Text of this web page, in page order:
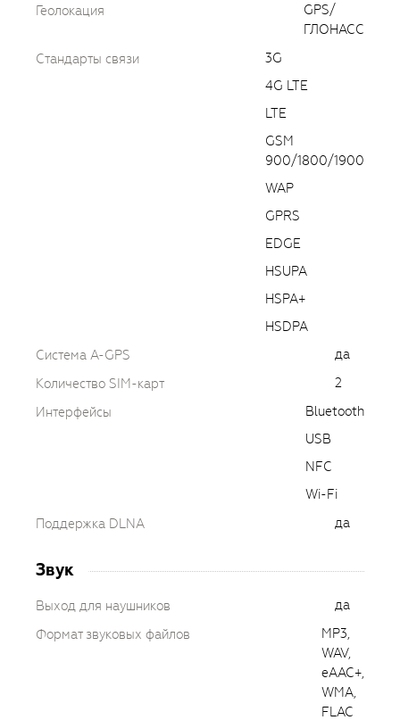
Геолокация
GPS/
ГЛОНАСС
Стандарты связи
3G
4G LTE
LTE
GSM
900/1800/1900
WAP
GPRS
EDGE
HSUPA
HSPA+
HSDPA
Cистема A-GPS
да
Количество SIM-карт
2
Интерфейсы
Bluetooth
USB
NFC
Wi-Fi
Поддержка DLNA
да
Звук
Выход для наушников
да
Формат звуковых файлов
MP3,
WAV,
eAAC+,
WMA,
FLAC